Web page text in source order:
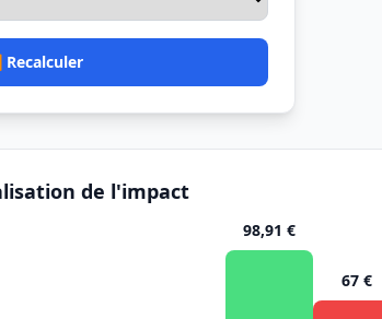
de l'impact
98,91 €
67 €